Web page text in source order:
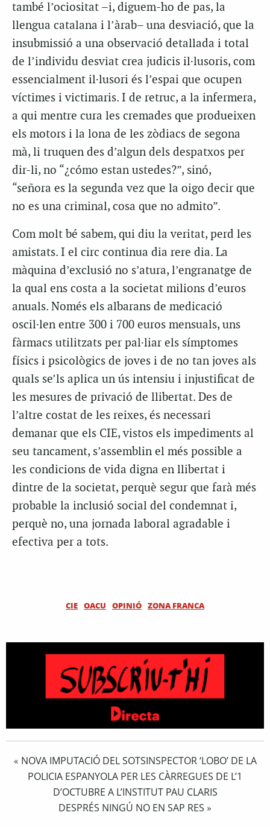
també l’ociositat –i, diguem-ho de pas, la
llengua catalana i l’àrab– una desviació, que la
insubmissió a una observació detallada i total
de l’individu desviat crea judicis il·lusoris, com
essencialment il·lusori és l’espai que ocupen
víctimes i victimaris. I de retruc, a la infermera,
a qui mentre cura les cremades que produeixen
els motors i la lona de les zòdiacs de segona
mà, li truquen des d’algun dels despatxos per
dir-li, no “¿cómo estan ustedes?”, sinó,
“señora es la segunda vez que la oigo decir que
no es una criminal, cosa que no admito”.
Com molt bé sabem, qui diu la veritat, perd les
amistats. I el circ continua dia rere dia. La
màquina d’exclusió no s’atura, l’engranatge de
la qual ens costa a la societat milions d’euros
anuals. Només els albarans de medicació
oscil·len entre 300 i 700 euros mensuals, uns
fàrmacs utilitzats per pal·liar els símptomes
físics i psicològics de joves i de no tan joves als
quals se’ls aplica un ús intensiu i injustificat de
les mesures de privació de llibertat. Des de
l’altre costat de les reixes, és necessari
demanar que els CIE, vistos els impediments al
seu tancament, s’assemblin el més possible a
les condicions de vida digna en llibertat i
dintre de la societat, perquè segur que farà més
probable la inclusió social del condemnat i,
perquè no, una jornada laboral agradable i
efectiva per a tots.
CIE OACU OPINIÓ ZONA FRANCA
« NOVA IMPUTACIÓ DEL SOTSINSPECTOR ‘LOBO’ DE LA
POLICIA ESPANYOLA PER LES CÀRREGUES DE L’1
D’OCTUBRE A L’INSTITUT PAU CLARIS
DESPRÉS NINGÚ NO EN SAP RES »